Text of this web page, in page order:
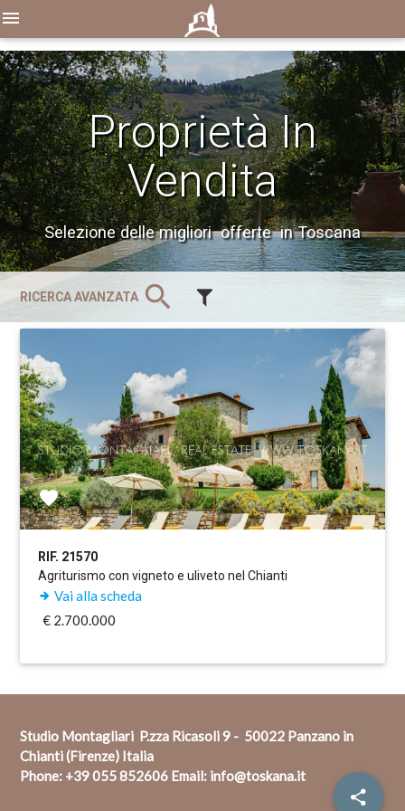
menu
RICERCA AVANZATA search
Proprietà In
Vendita
Selezione delle migliori offerte in Toscana
RIF. 21570
Agriturismo con vigneto e uliveto nel Chianti
Vai alla scheda
€ 2.700.000
Studio Montagliari P.zza Ricasoli 9 - 50022 Panzano in
Chianti (Firenze) Italia
Phone: +39 055 852606 Email: info@toskana.it